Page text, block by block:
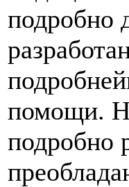
подробно
помощи.
подробно